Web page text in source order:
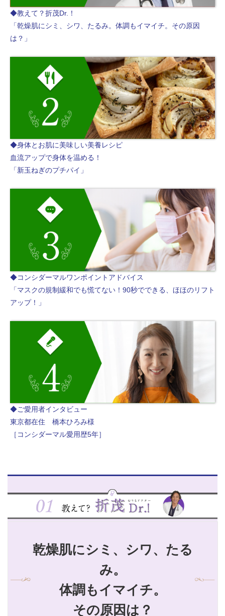
◆教えて？折茂Dr.！
「乾燥肌にシミ、シワ、たるみ。体調もイマイチ。その原因
は？」
◆身体とお肌に美味しい美養レシピ
血流アップで身体を温める！
「新玉ねぎのプチパイ」
◆コンシダーマルワンポイントアドバイス
「マスクの規制緩和でも慌てない！90秒でできる、ほほのリフト
アップ！」
◆ご愛用者インタビュー
東京都在住 橋本ひろみ様
［コンシダーマル愛用歴5年］
乾燥肌にシミ、シワ、たる
み。
体調もイマイチ。
その原因は？